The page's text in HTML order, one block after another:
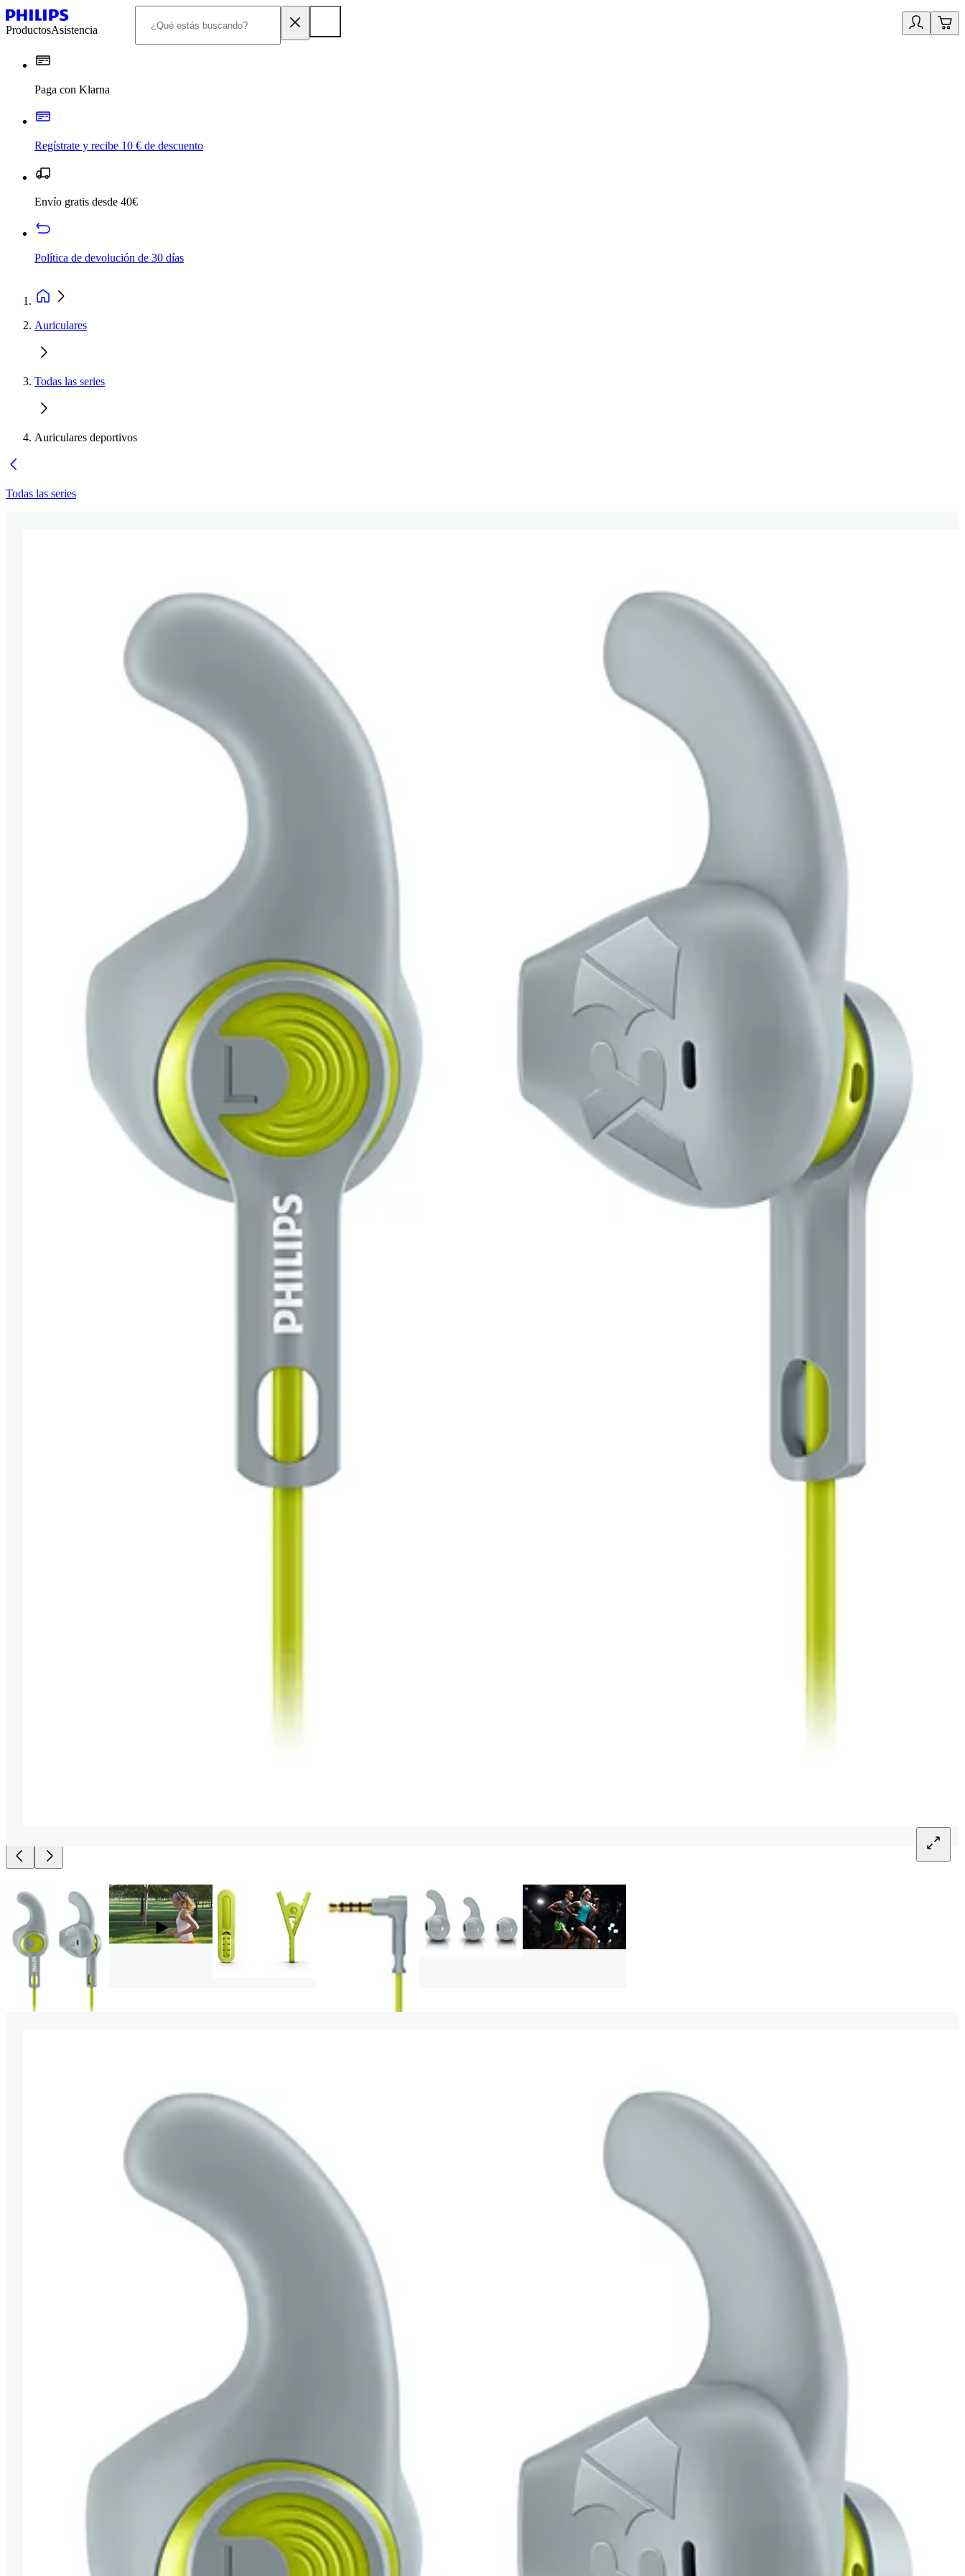
ProductosAsistencia
Paga con Klarna
Regístrate y recibe 10 € de descuento
Envío gratis desde 40€
Política de devolución de 30 días
Auriculares
Todas las series
Auriculares deportivos
Todas las series